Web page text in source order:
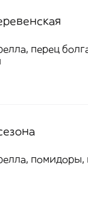
перец
помидоры,